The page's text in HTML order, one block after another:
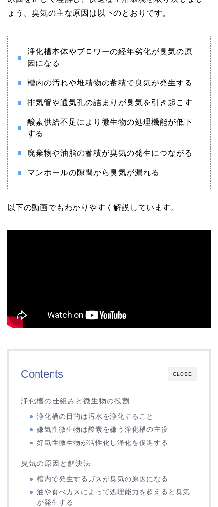
ょう。臭気の主な原因は以下のとおりです。
浄化槽本体やブロワーの経年劣化が臭気の原
因になる
槽内の汚れや堆積物の蓄積で臭気が発生する
排気管や通気孔の詰まりが臭気を引き起こす
酸素供給不足により微生物の処理機能が低下
する
廃棄物や油脂の蓄積が臭気の発生につながる
マンホールの隙間から臭気が漏れる
以下の動画でもわかりやすく解説しています。
CLOSE
Contents
浄化槽の仕組みと微生物の役割
浄化槽の目的は汚水を浄化すること
嫌気性微生物は酸素を嫌う浄化槽の主役
好気性微生物が活性化し浄化を促進する
臭気の原因と解決法
槽内で発生するガスが臭気の原因になる
油や食べカスによって処理能力を超えると臭気
が発生する